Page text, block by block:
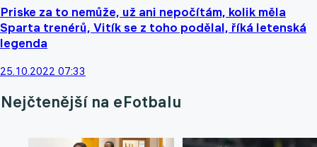
Priske za to nemůže, už ani nepočítám, kolik měla
Sparta trenérů, Vitík se z toho podělal, říká letenská
legenda
25.10.2022 07:33
Nejčtenější na eFotbalu